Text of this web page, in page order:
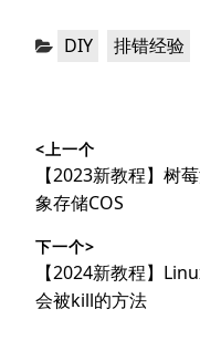
分
DIY ，
排错经验
章
导
航
<上一个
上
篇
章：
【2023新教程】树
象存储COS
下一个>
下
篇
【2024新教程】
会被kill的方法